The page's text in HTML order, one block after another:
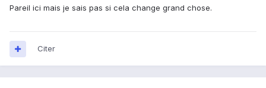
Pareil ici mais je sais pas si cela change grand chose.
Citer